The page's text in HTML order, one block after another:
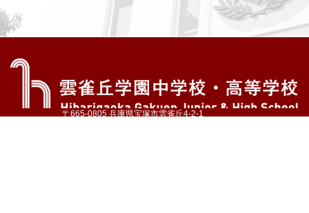
〒665-0805 兵庫県宝塚市雲雀丘4-2-1